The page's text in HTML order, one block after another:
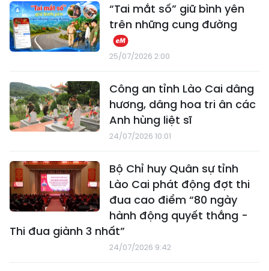
“Tai mắt số” giữ bình yên
trên những cung đường
25/07/2026 2:00
Công an tỉnh Lào Cai dâng
hương, dâng hoa tri ân các
Anh hùng liệt sĩ
24/07/2026 10:01
Bộ Chỉ huy Quân sự tỉnh
Lào Cai phát động đợt thi
đua cao điểm “80 ngày
hành động quyết thắng -
Thi đua giành 3 nhất”
24/07/2026 9:42